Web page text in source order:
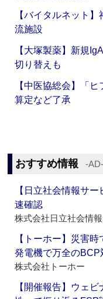
【バイタルネット
流施設
【大塚製薬】新規
切り替えも
【中医協総会】「
算定など了承
おすすめ情報 ‐AD‐
【日立社会情報サ
速確認
株式会社日立社会情
【トーホー】災害
発電機で万全のBCP
株式会社トーホー
【開催報告】ウェ